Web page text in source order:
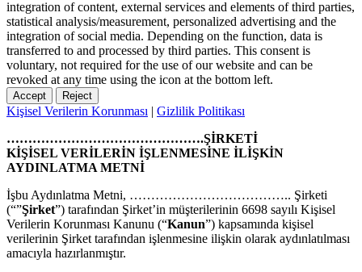
integration of content, external services and elements of third parties,
statistical analysis/measurement, personalized advertising and the
integration of social media. Depending on the function, data is
transferred to and processed by third parties. This consent is
voluntary, not required for the use of our website and can be
revoked at any time using the icon at the bottom left.
Accept Reject
Kişisel Verilerin Korunması | Gizlilik Politikası
……………………………………….ŞİRKETİ
KİŞİSEL VERİLERİN İŞLENMESİNE İLİŞKİN
AYDINLATMA METNİ
İşbu Aydınlatma Metni, ……………………………….. Şirketi
(“”Şirket”) tarafından Şirket’in müşterilerinin 6698 sayılı Kişisel
Verilerin Korunması Kanunu (“Kanun”) kapsamında kişisel
verilerinin Şirket tarafından işlenmesine ilişkin olarak aydınlatılması
amacıyla hazırlanmıştır.